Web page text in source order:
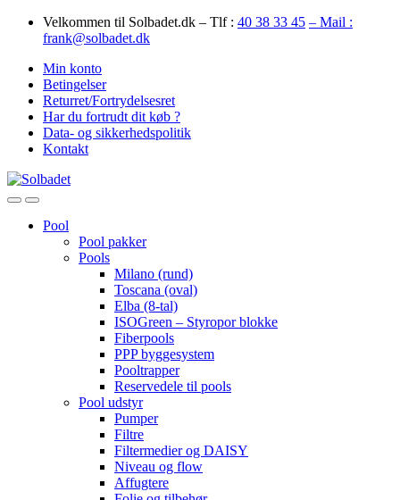
Skip
Skip
Velkommen til Solbadet.dk – Tlf : 40 38 33 45 – Mail :
frank@solbadet.dk
Min konto
Betingelser
Returret/Fortrydelsesret
Har du fortrudt dit køb ?
Data- og sikkerhedspolitik
Kontakt
OpenClose
Pool
Pool pakker
Pools
Milano (rund)
Toscana (oval)
Elba (8-tal)
ISOGreen – Styropor blokke
Fiberpools
PPP byggesystem
Pooltrapper
Reservedele til pools
Pool udstyr
Pumper
Filtre
Filtermedier og DAISY
Niveau og flow
Affugtere